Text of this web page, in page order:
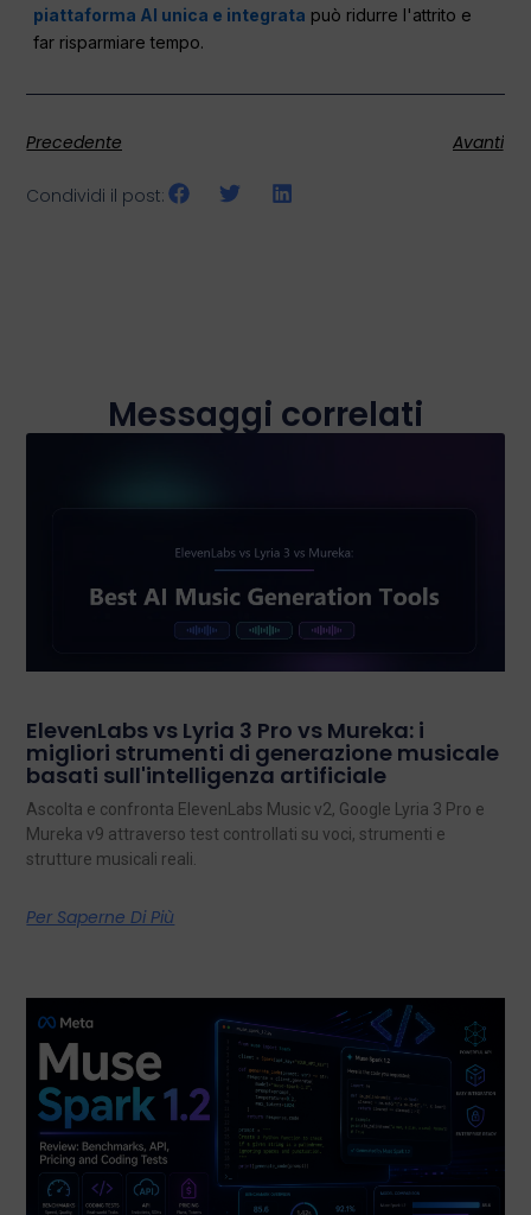
piattaforma AI unica e integrata può ridurre l'attrito e
far risparmiare tempo.
Precedente Avanti
Condividi il post:
Messaggi correlati
ElevenLabs vs Lyria 3 Pro vs Mureka: i
migliori strumenti di generazione musicale
basati sull'intelligenza artificiale
Ascolta e confronta ElevenLabs Music v2, Google Lyria 3 Pro e
Mureka v9 attraverso test controllati su voci, strumenti e
strutture musicali reali.
Per Saperne Di Più